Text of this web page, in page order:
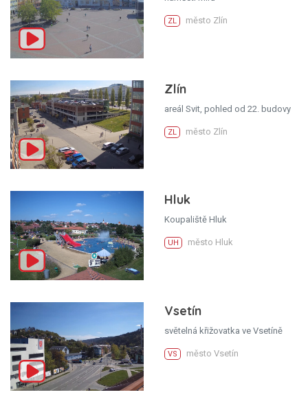
ZL město Zlín
Zlín
areál Svit, pohled od 22. budovy
ZL město Zlín
Hluk
Koupaliště Hluk
UH město Hluk
Vsetín
světelná křižovatka ve Vsetíně
VS město Vsetín